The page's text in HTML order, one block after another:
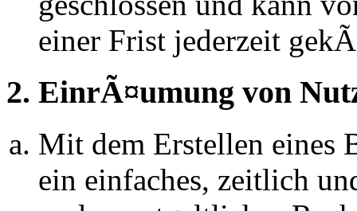
einer Frist jederzeit
2. EinrÃ¤umung von
Mit dem Erstellen eines
ein einfaches, zeitlich